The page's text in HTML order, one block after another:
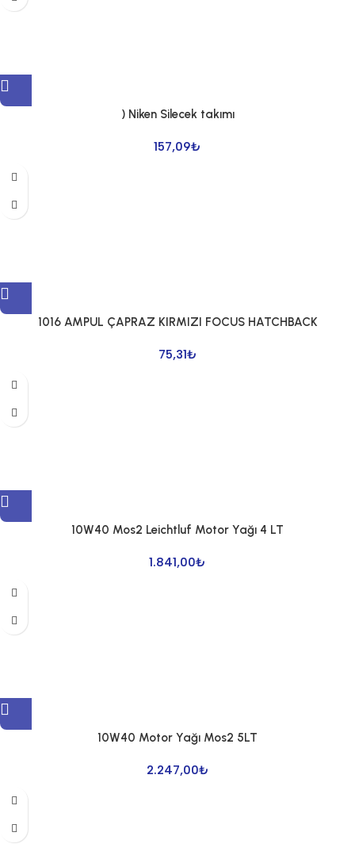
) Niken Silecek takımı
157,09₺
1016 AMPUL ÇAPRAZ KIRMIZI FOCUS HATCHBACK
75,31₺
10W40 Mos2 Leichtluf Motor Yağı 4 LT
1.841,00₺
10W40 Motor Yağı Mos2 5LT
2.247,00₺